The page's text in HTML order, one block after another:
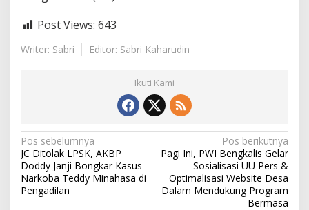
Post Views: 643
Writer: Sabri Editor: Sabri Kaharudin
Ikuti Kami
N
a
v
i
Pos sebelumnya
JC Ditolak LPSK, AKBP
Doddy Janji Bongkar Kasus
Narkoba Teddy Minahasa di
Pengadilan
Pos berikutnya
Pagi Ini, PWI Bengkalis Gelar
Sosialisasi UU Pers &
Optimalisasi Website Desa
Dalam Mendukung Program
Bermasa